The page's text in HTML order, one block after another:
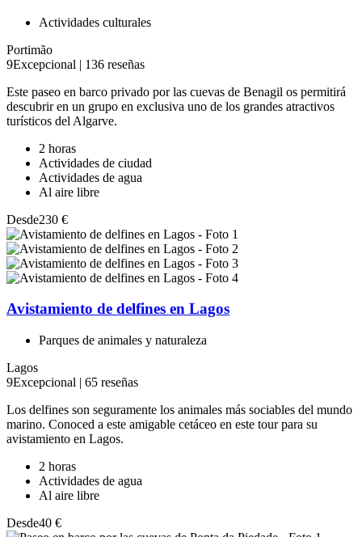
Actividades culturales
Portimão
9Excepcional | 136 reseñas
Este paseo en barco privado por las cuevas de Benagil os permitirá
descubrir en un grupo en exclusiva uno de los grandes atractivos
turísticos del Algarve.
2 horas
Actividades de ciudad
Actividades de agua
Al aire libre
Desde230 €
Avistamiento de delfines en Lagos
Parques de animales y naturaleza
Lagos
9Excepcional | 65 reseñas
Los delfines son seguramente los animales más sociables del mundo
marino. Conoced a este amigable cetáceo en este tour para su
avistamiento en Lagos.
2 horas
Actividades de agua
Al aire libre
Desde40 €